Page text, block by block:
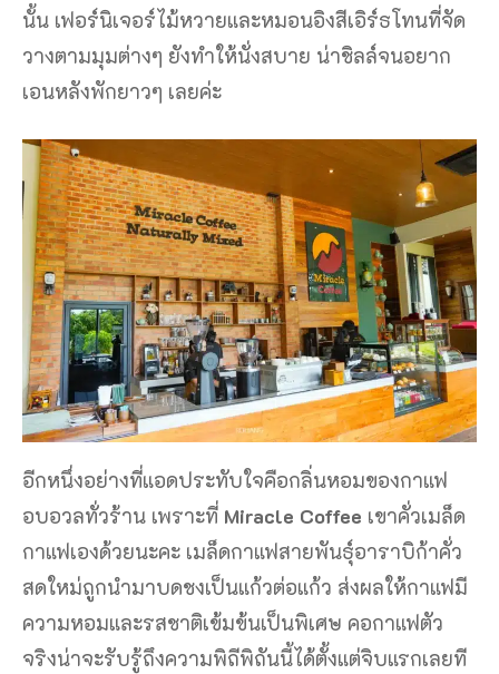
นั้น เฟอร์นิเจอร์ไม้หวายและหมอนอิงสีเอิร์ธโทนที่จัด
วางตามมุมต่างๆ ยังทำให้นั่งสบาย น่าชิลล์จนอยาก
เอนหลังพักยาวๆ เลยค่ะ
อีกหนึ่งอย่างที่แอดประทับใจคือกลิ่นหอมของกาแฟ
อบอวลทั่วร้าน เพราะที่ Miracle Coffee เขาคั่วเมล็ด
กาแฟเองด้วยนะคะ เมล็ดกาแฟสายพันธุ์อาราบิก้าคั่ว
สดใหม่ถูกนำมาบดชงเป็นแก้วต่อแก้ว ส่งผลให้กาแฟมี
ความหอมและรสชาติเข้มข้นเป็นพิเศษ คอกาแฟตัว
จริงน่าจะรับรู้ถึงความพิถีพิถันนี้ได้ตั้งแต่จิบแรกเลยที